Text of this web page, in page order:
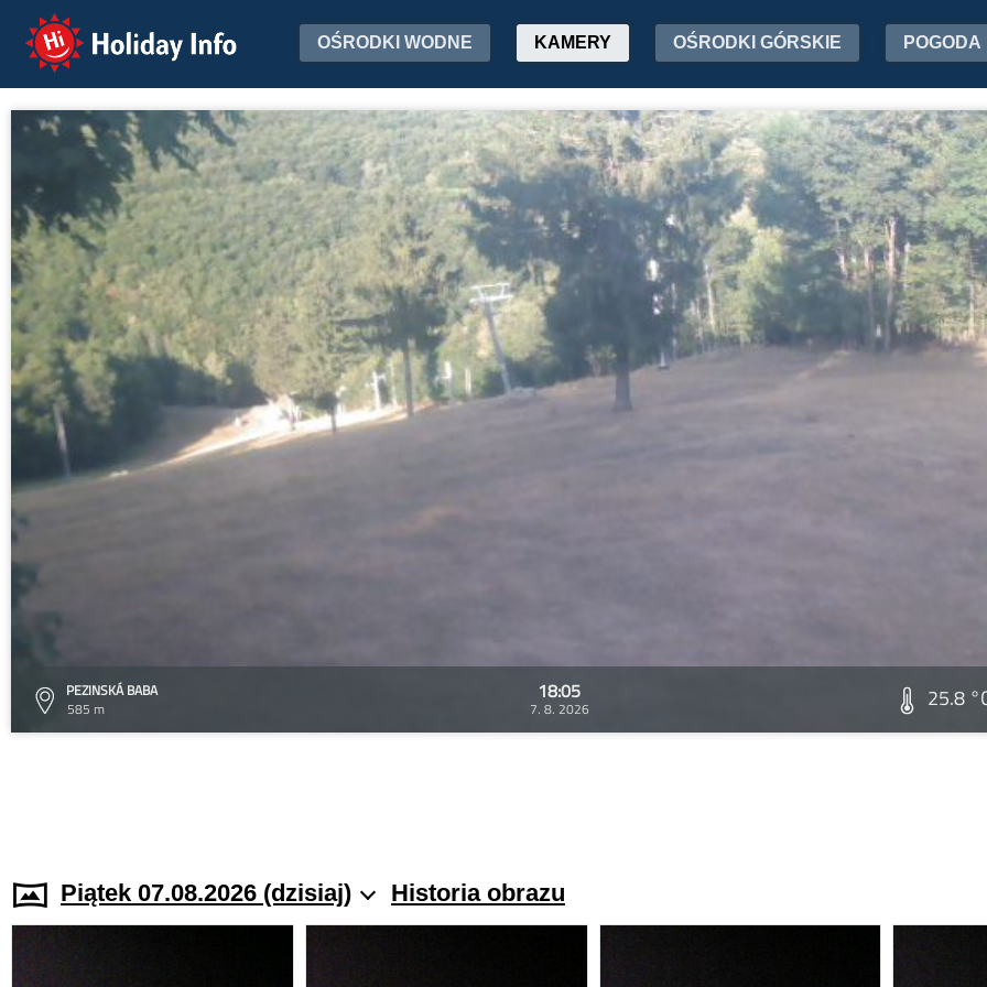
Holiday Info OŚRODKI WODNE KAMERY OŚRODKI GÓRSKIE POGODA
PEZINSKÁ BABA
585 m
18:05
7. 8. 2026 25.8
Piątek 07.08.2026 (dzisiaj) Historia obrazu